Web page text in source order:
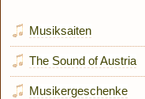
Musiksaiten
The Sound of Austria
Musikergeschenke